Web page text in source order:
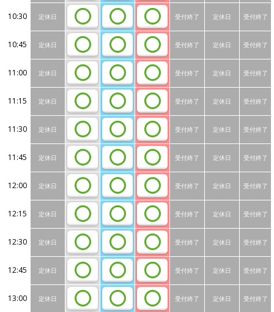
10:30 定休日 受付終了 定休日 受付終了
10:45 定休日 受付終了 定休日 受付終了
11:00 定休日 受付終了 定休日 受付終了
11:15 定休日 受付終了 定休日 受付終了
11:30 定休日 受付終了 定休日 受付終了
11:45 定休日 受付終了 定休日 受付終了
12:00 定休日 受付終了 定休日 受付終了
12:15 定休日 受付終了 定休日 受付終了
12:30 定休日 受付終了 定休日 受付終了
12:45 定休日 受付終了 定休日 受付終了
13:00 定休日 受付終了 定休日 受付終了